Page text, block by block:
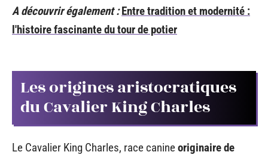
A découvrir également : Entre tradition et modernité :
l'histoire fascinante du tour de potier
Les origines aristocratiques
du Cavalier King Charles
Le Cavalier King Charles, race canineoriginaire de